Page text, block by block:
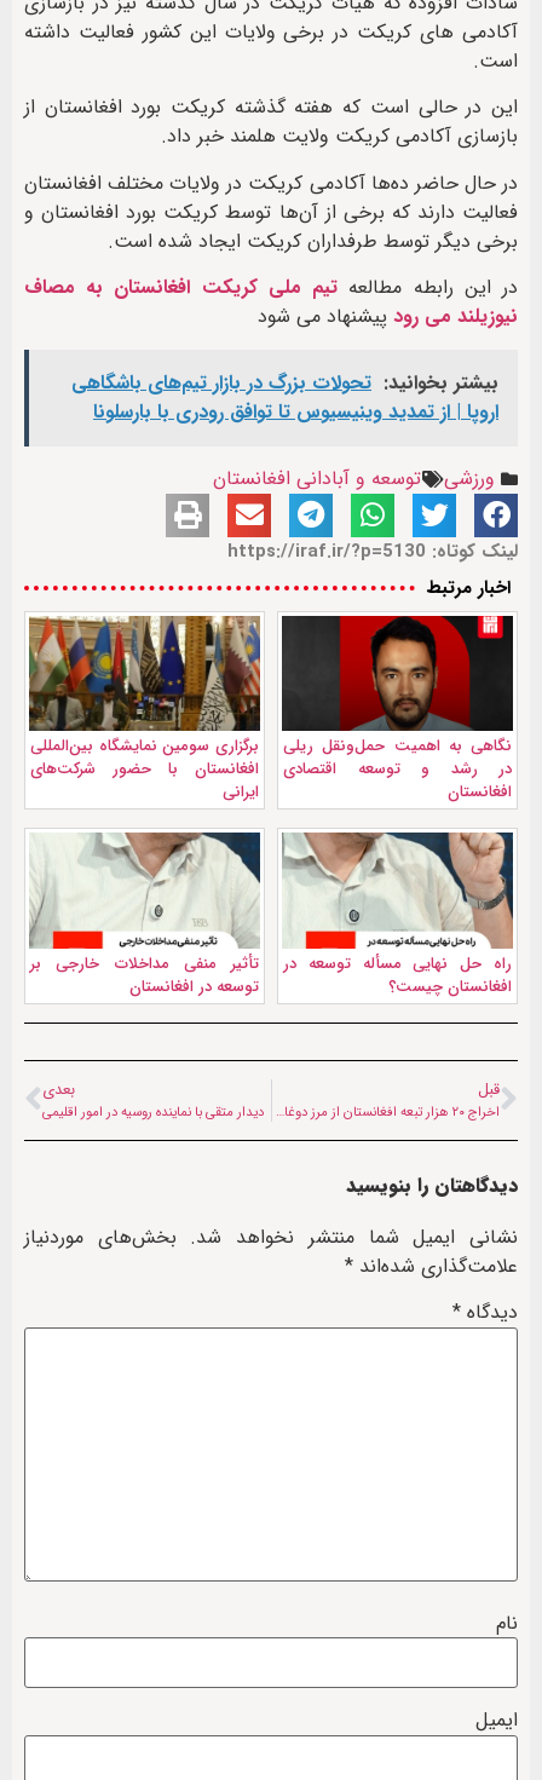
آکادمی های کریکت در برخی ولایات این کشور فعالیت داشته
است.
این در حالی است که هفته گذشته کریکت بورد افغانستان از
بازسازی آکادمی کریکت ولایت هلمند خبر داد.
در حال حاضر ده‌ها آکادمی کریکت در ولایات مختلف افغانستان
فعالیت دارند که برخی از آن‌ها توسط کریکت بورد افغانستان و
برخی دیگر توسط طرفداران کریکت ایجاد شده است.
در این رابطه مطالعه تیم ملی کریکت افغانستان به مصاف
نیوزیلند می رود پیشنهاد می شود
بیشتر بخوانید: تحولات بزرگ در بازار تیم‌های باشگاهی
اروپا | از تمدید وینیسیوس تا توافق رودری با بارسلونا
ورزشی توسعه و آبادانی افغانستان
لینک کوتاه: https://iraf.ir/?p=5130
اخبار مرتبط
نگاهی به اهمیت حمل‌ونقل ریلی
در رشد و توسعه اقتصادی
افغانستان
برگزاری سومین نمایشگاه بین‌المللی
افغانستان با حضور شرکت‌های
ایرانی
راه حل نهایی مسأله توسعه در
افغانستان چیست؟
تأثیر منفی مداخلات خارجی بر
توسعه در افغانستان
قبل
اخراج ۲۰ هزار تبعه افغانستان از مرز دوغارون که غیرقانونی وارد ایران شده بودند
بعدی
دیدار متقی با نماینده روسیه در امور اقلیمی
دیدگاهتان را بنویسید
نشانی ایمیل شما منتشر نخواهد شد. بخش‌های موردنیاز
علامت‌گذاری شده‌اند *
دیدگاه *
نام
ایمیل